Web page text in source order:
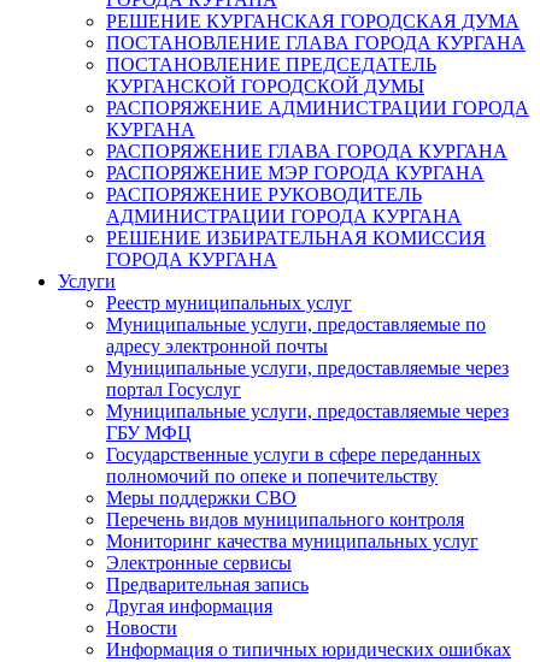
РЕШЕНИЕ КУРГАНСКАЯ ГОРОДСКАЯ ДУМА
ПОСТАНОВЛЕНИЕ ГЛАВА ГОРОДА КУРГАНА
ПОСТАНОВЛЕНИЕ ПРЕДСЕДАТЕЛЬ
КУРГАНСКОЙ ГОРОДСКОЙ ДУМЫ
РАСПОРЯЖЕНИЕ АДМИНИСТРАЦИИ ГОРОДА
КУРГАНА
РАСПОРЯЖЕНИЕ ГЛАВА ГОРОДА КУРГАНА
РАСПОРЯЖЕНИЕ МЭР ГОРОДА КУРГАНА
РАСПОРЯЖЕНИЕ РУКОВОДИТЕЛЬ
АДМИНИСТРАЦИИ ГОРОДА КУРГАНА
РЕШЕНИЕ ИЗБИРАТЕЛЬНАЯ КОМИССИЯ
ГОРОДА КУРГАНА
Услуги
Реестр муниципальных услуг
Муниципальные услуги, предоставляемые по
адресу электронной почты
Муниципальные услуги, предоставляемые через
портал Госуслуг
Муниципальные услуги, предоставляемые через
ГБУ МФЦ
Государственные услуги в сфере переданных
полномочий по опеке и попечительству
Меры поддержки СВО
Перечень видов муниципального контроля
Мониторинг качества муниципальных услуг
Электронные сервисы
Предварительная запись
Другая информация
Новости
Информация о типичных юридических ошибках